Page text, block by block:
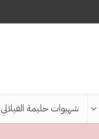
شهيوات حليمة الفيلالي